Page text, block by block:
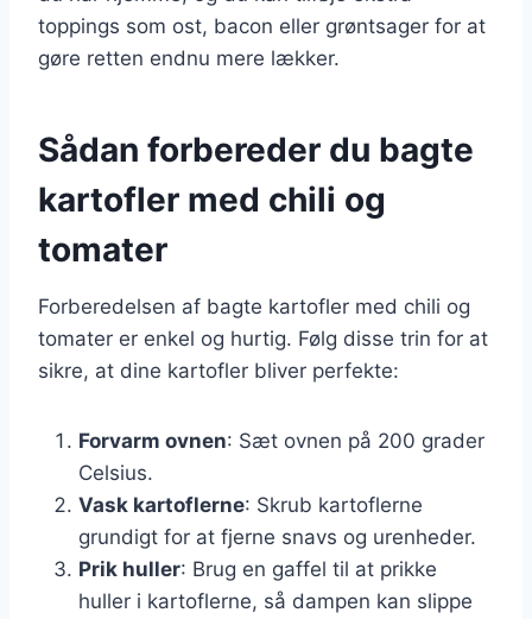
toppings som ost, bacon eller grøntsager for at
gøre retten endnu mere lækker.
Sådan forbereder du bagte
kartofler med chili og
tomater
Forberedelsen af bagte kartofler med chili og
tomater er enkel og hurtig. Følg disse trin for at
sikre, at dine kartofler bliver perfekte:
Forvarm ovnen: Sæt ovnen på 200 grader
Celsius.
Vask kartoflerne: Skrub kartoflerne
grundigt for at fjerne snavs og urenheder.
Prik huller: Brug en gaffel til at prikke
huller i kartoflerne, så dampen kan slippe